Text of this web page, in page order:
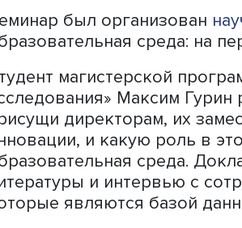
Для развития школы
низовых инноваций,
этом играет
трансформирующим
ВШЭ «Директора, завучи,
школьных инноваций».
Семинар был
образовательная